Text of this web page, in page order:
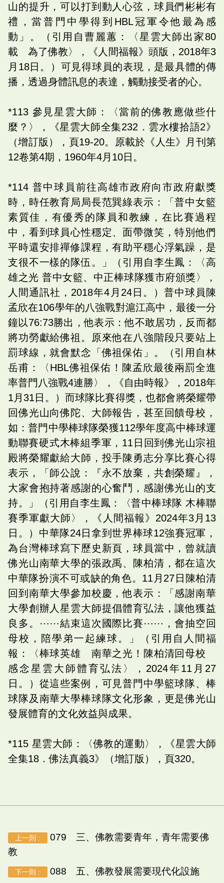
山的提升，可以打到動人心弦，球員們彬彬有
禮，當普門中學得到HBL冠軍令他最為感
動」。（引用自曹麗蕙：〈星雲大師出家80
載 為了佛教〉，《人間福報》頭版，2018年3
月18日。）可見得球員的表現，是最具體的傳
播，透過身體訊息的表達，觸動接受者的心。
*113 參見星雲大師：〈當前的佛教應做些什
麼？〉，《星雲大師全集232．雲水樓拾語2》
（增訂版），頁19-20。原載於《人生》月刊第
12卷第4期，1960年4月10日。
*114 普中球員前往高雄市政府向市政府獻獎
時，時任教育局局長范巽綠表示：「普中女籃
素質佳，有優秀的隊員和教練，在比賽過程
中，看到球員心性穩定、面帶微笑，特別他們
平時還安排禪修課程，有助平穩心浮氣躁，是
支很不一樣的隊伍。」（引用自李生鳳：〈高
雄之光 普中女籃、中正棒球隊獲市府頒獎〉，
人間通訊社，2018年4月24日。）普中球員陳
孟欣在106學年的八強戰對滬江高中，最後一分
鐘以76:73勝出，他表示：他不敢居功，反而都
將功勞獻給佛祖。原來他在八強階段只要站上
罰球線，就會默念「佛祖保佑」。（引用自林
岳甫：〈HBL佛祖保佑！陳孟欣最後兩罰全進
率普門八強戰4連勝〉，《自由時報》，2018年
1月31日。）而球隊比賽得獎，也都會將榮耀帶
回佛光山向佛陀、大師報告，甚至回饋母校，
如：普門中學棒球隊榮獲112學年度高中棒球運
動聯賽硬式木棒組季軍，11日回到佛光山宗祖
殿將榮耀獻給大師，投手陳勇志分享比賽心得
表示，「師公說：『永不放棄，共創榮耀』，
大家會抱持著感謝的心奮鬥，感謝佛光山的支
持。」（引用自李生鳳：〈普中棒球隊 木棒聯
賽季軍獻大師〉，《人間福報》2024年3月13
日。）中華隊24日拿到世界棒球12強賽冠軍，
為台灣棒球寫下歷史新頁，球員當中，曾就讀
佛光山南華大學的張政禹、陳柏清，都在這次
中華隊扮演不可或缺的角色。11月27日陳柏清
回到南華大學參加校慶，他表示：「感謝南華
大學創辦人星雲大師提倡體育弘法，讓他獲益
良多。⋯⋯結束這次國際比賽⋯⋯，會抽空回
母校，陪學弟一起練球。」（引用自人間福
報：〈棒球英雄 南華之光！陳柏清回母校
感念星雲大師體育弘法〉，2024年11月27
日。）從這些案例，可見普門中學籃球隊、棒
球隊及南華大學棒球隊文化形象，更是佛光山
發展體育的文化效益與成果。
*115 星雲大師：〈佛教的運動〉，《星雲大師
全集18．佛法真義3》（增訂版），頁320。
上一則 :
079 三、佛教需要青年，青年需要佛
教
下一則 : 088 五、佛教發展需要現代化設施